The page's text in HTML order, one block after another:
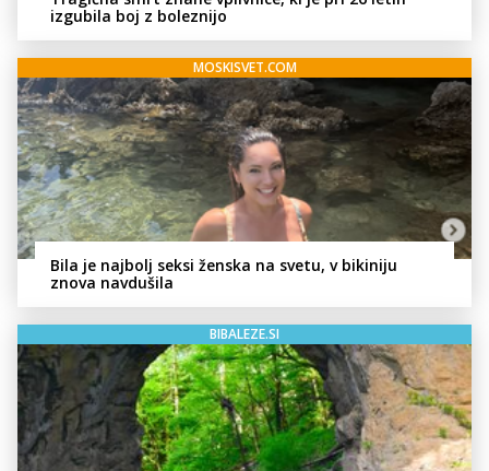
izgubila boj z boleznijo
MOSKISVET.COM
Bila je najbolj seksi ženska na svetu, v bikiniju
znova navdušila
BIBALEZE.SI